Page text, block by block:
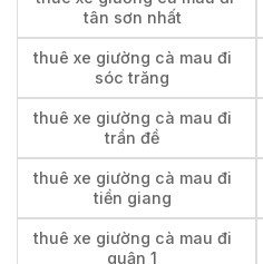
tân sơn nhất
thuê xe giường cà mau đi
sóc trăng
thuê xe giường cà mau đi
trần đề
thuê xe giường cà mau đi
tiền giang
thuê xe giường cà mau đi
quận 1